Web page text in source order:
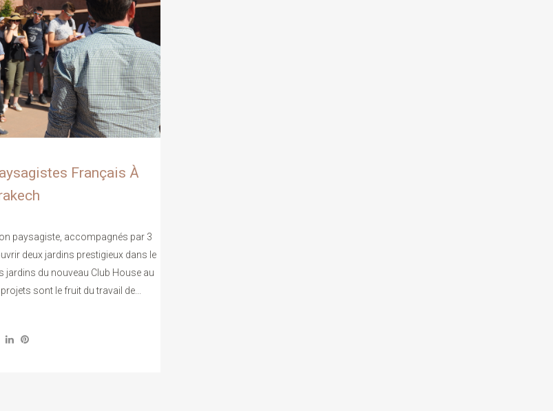
Français À
paysagiste, accompagnés par 3
deux jardins prestigieux dans le
jardins du nouveau Club House au
sont le fruit du travail de...